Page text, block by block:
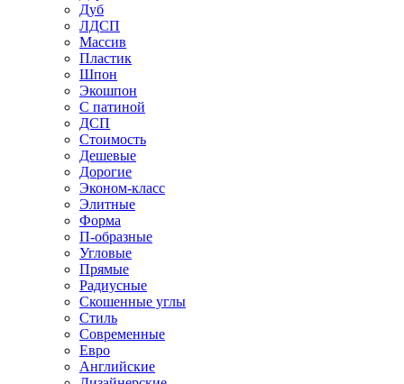
Дуб
ЛДСП
Массив
Пластик
Шпон
Экошпон
С патиной
ДСП
Стоимость
Дешевые
Дорогие
Эконом-класс
Элитные
Форма
П-образные
Угловые
Прямые
Радиусные
Скошенные углы
Стиль
Современные
Евро
Английские